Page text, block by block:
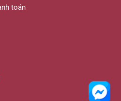
toán